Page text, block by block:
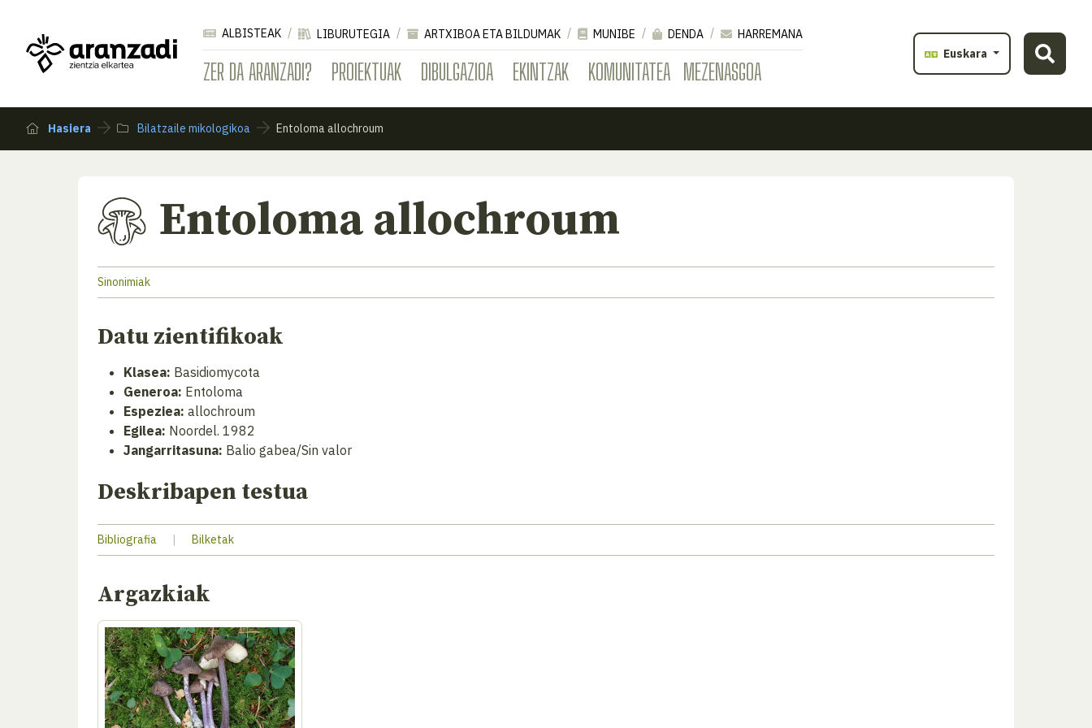
ZER DA ARANZADI? PROIEKTUAK DIBULGAZIOA EKINTZAK KOMUNITATEA MEZENASGOA
ALBISTEAK LIBURUTEGIA ARTXIBOA ETA BILDUMAK MUNIBE DENDA
HARREMANA
Euskara
Hasiera Bilatzaile mikologikoa Entoloma allochroum
Entoloma allochroum
Sinonimiak
Datu zientifikoak
Klasea: Basidiomycota
Generoa: Entoloma
Espeziea: allochroum
Egilea: Noordel. 1982
Jangarritasuna: Balio gabea/Sin valor
Deskribapen testua
Bibliografia | Bilketak
Argazkiak